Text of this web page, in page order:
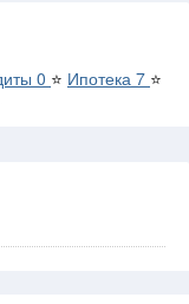
0 ⭐ Ипотека 7 ⭐